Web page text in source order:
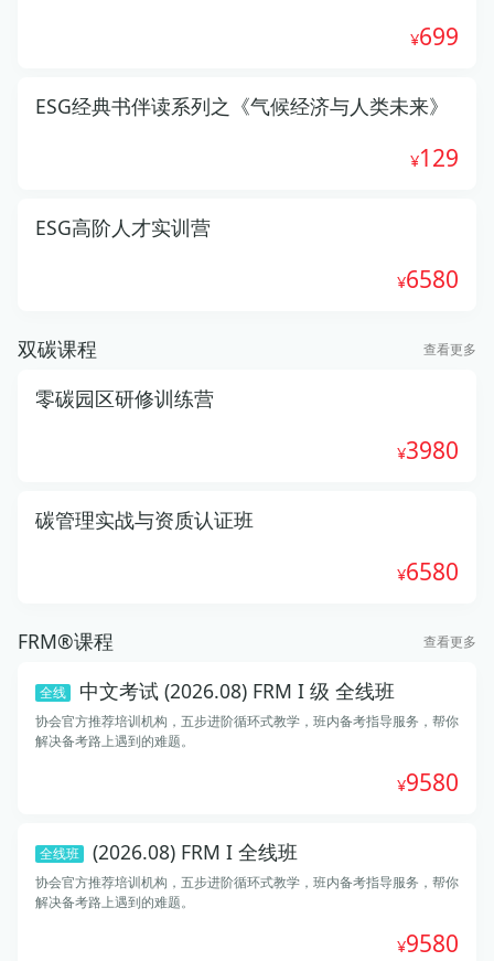
699
ESG经典书伴读系列之《气候经济与人类未来》
129
ESG高阶人才实训营
6580
双碳课程 查看更多
零碳园区研修训练营
3980
碳管理实战与资质认证班
6580
FRM®课程 查看更多
全线 中文考试 (2026.08) FRM I 级 全线班
协会官方推荐培训机构，五步进阶循环式教学，班内备考指导服务，帮你
解决备考路上遇到的难题。
9580
全线班 (2026.08) FRM I 全线班
协会官方推荐培训机构，五步进阶循环式教学，班内备考指导服务，帮你
解决备考路上遇到的难题。
9580